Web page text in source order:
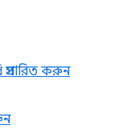
করুন